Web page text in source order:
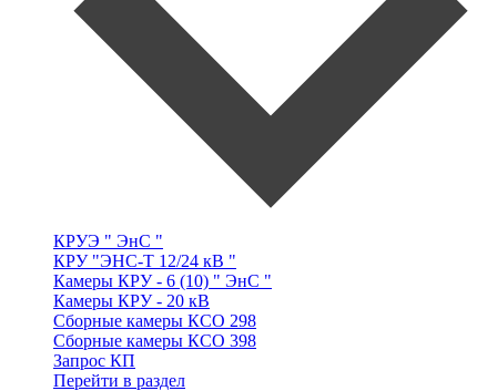
КРУЭ " ЭнС "
КРУ "ЭНС-Т 12/24 кВ "
Камеры КРУ - 6 (10) " ЭнС "
Камеры КРУ - 20 кВ
Сборные камеры КСО 298
Сборные камеры КСО 398
Запрос КП
Перейти в раздел